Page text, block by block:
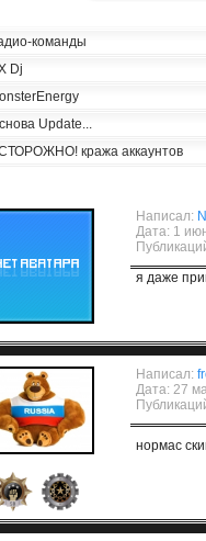
команды
Dj
Update...
кража аккаунтов
Написал:
Дата: 1
я даже
Написал:
Дата: 27
нормас